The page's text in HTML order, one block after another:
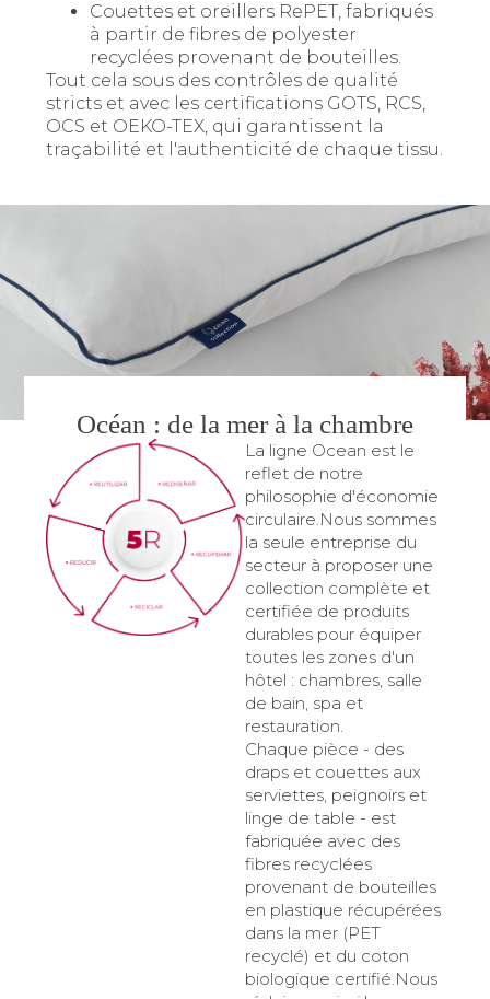
Couettes et oreillers RePET, fabriqués
à partir de fibres de polyester
recyclées provenant de bouteilles.
Tout cela sous des contrôles de qualité
stricts et avec les certifications GOTS, RCS,
OCS et OEKO-TEX, qui garantissent la
traçabilité et l'authenticité de chaque tissu.
Océan : de la mer à la chambre
La ligne Ocean est le
reflet de notre
philosophie d'économie
circulaire.Nous sommes
la seule entreprise du
secteur à proposer une
collection complète et
certifiée de produits
durables pour équiper
toutes les zones d'un
hôtel : chambres, salle
de bain, spa et
restauration.
Chaque pièce - des
draps et couettes aux
serviettes, peignoirs et
linge de table - est
fabriquée avec des
fibres recyclées
provenant de bouteilles
en plastique récupérées
dans la mer (PET
recyclé) et du coton
biologique certifié.Nous